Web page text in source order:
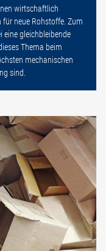
wirtschaftlich
neue Rohstoffe. Zum
eine gleichbleibende
Thema beim
mechanischen
sind.